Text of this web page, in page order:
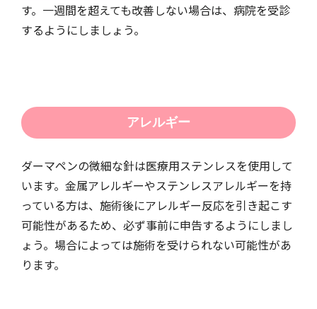
す。一週間を超えても改善しない場合は、病院を受診
するようにしましょう。
アレルギー
ダーマペンの微細な針は医療用ステンレスを使用して
います。金属アレルギーやステンレスアレルギーを持
っている方は、施術後にアレルギー反応を引き起こす
可能性があるため、必ず事前に申告するようにしまし
ょう。場合によっては施術を受けられない可能性があ
ります。